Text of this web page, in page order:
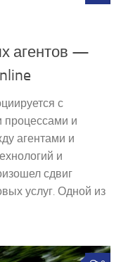
агентов —
с
процессами и
агентами и
и
сдвиг
услуг. Одной из